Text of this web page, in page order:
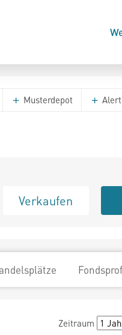
Musterdepot Alert
Verkaufen
Zeitraum